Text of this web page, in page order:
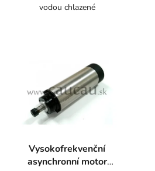
vodou chlazené
Vysokofrekvenční
asynchronní motor